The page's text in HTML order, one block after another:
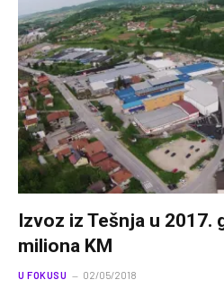
Izvoz iz Tešnja u 2017.
miliona KM
U FOKUSU 02/05/2018